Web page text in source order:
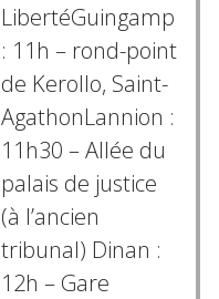
LibertéGuingamp
: 11h – rond-point
de Kerollo, Saint-
AgathonLannion :
11h30 – Allée du
palais de justice
(à l’ancien
tribunal) Dinan :
12h – Gare